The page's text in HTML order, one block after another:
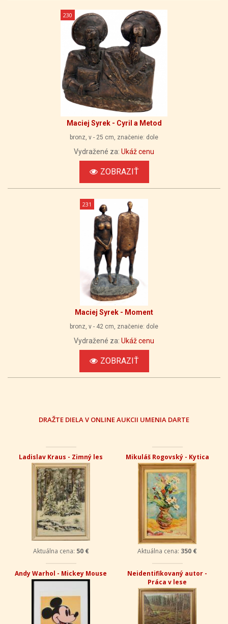
230
Maciej Syrek - Cyril a Metod
bronz, v - 25 cm, značenie: dole
Vydražené za: Ukáž cenu
ZOBRAZIŤ
231
Maciej Syrek - Moment
bronz, v - 42 cm, značenie: dole
Vydražené za: Ukáž cenu
ZOBRAZIŤ
DRAŽTE DIELA V ONLINE AUKCII UMENIA DARTE
Ladislav Kraus - Zimný les
Aktuálna cena: 50 €
Mikuláš Rogovský - Kytica
Aktuálna cena: 350 €
Andy Warhol - Mickey Mouse
Neidentifikovaný autor -
Práca v lese